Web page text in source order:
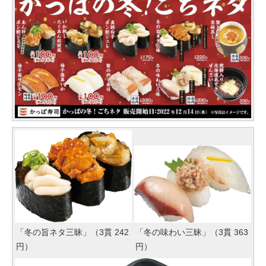
「冬の旨ネタ三昧」（3貫 242
円）
「冬の味わい三昧」（3貫 363
円）